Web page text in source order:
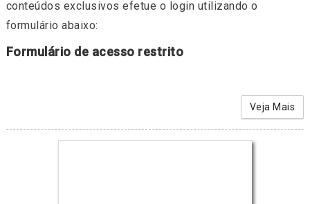
conteúdos exclusivos efetue o login utilizando o
formulário abaixo:
Formulário de acesso restrito
Veja Mais